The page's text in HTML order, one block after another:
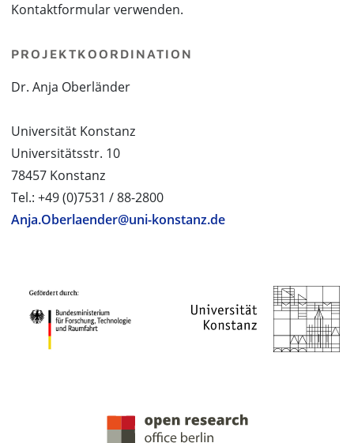
Kontaktformular verwenden.
PROJEKTKOORDINATION
Dr. Anja Oberländer
Universität Konstanz
Universitätsstr. 10
78457 Konstanz
Tel.: +49 (0)7531 / 88-2800
Anja.Oberlaender@uni-konstanz.de